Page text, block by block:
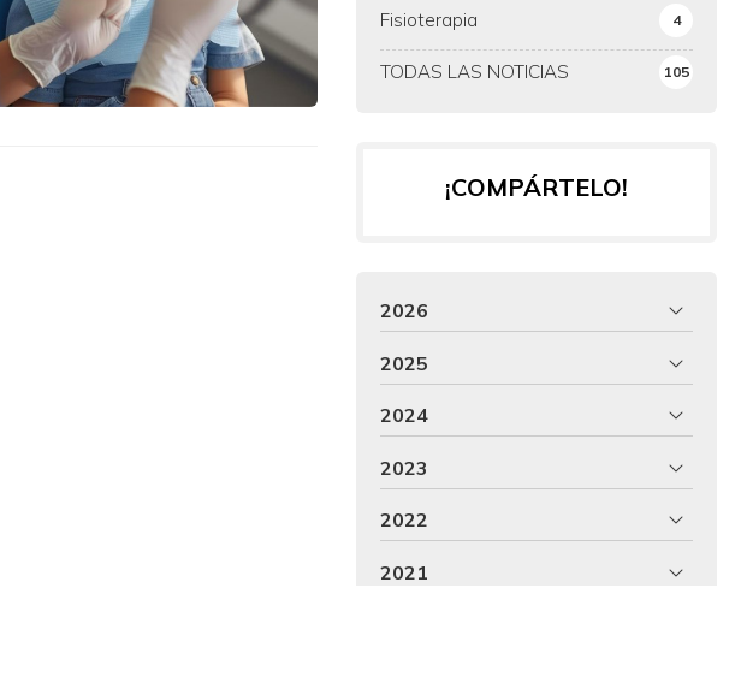
TODAS LAS NOTICIAS 105
Fisioterapia 4
¡COMPÁRTELO!
2026
2025
2024
2023
2022
2021